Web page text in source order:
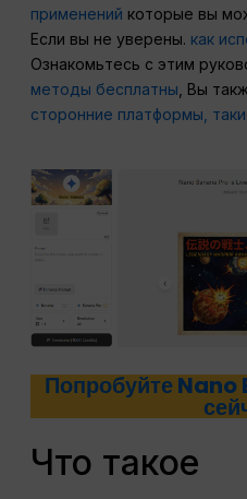
применений которые вы
Если вы не уверены. как
Ознакомьтесь с этим
методы бесплатны , Вы
сторонние платформы,
Попробуйте
Что такое